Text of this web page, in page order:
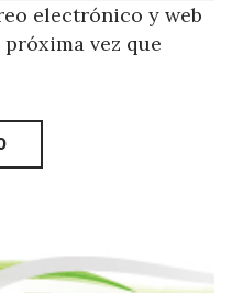
electrónico y web
vez que